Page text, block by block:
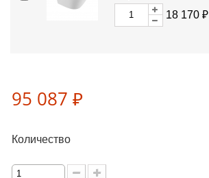
18 170 ₽
95 087 ₽
Количество